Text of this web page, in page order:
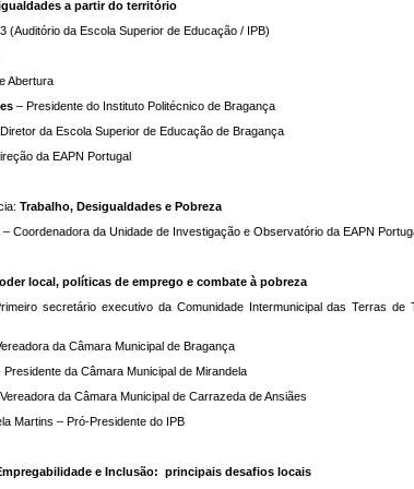
a partir do território
(Auditório da Escola Superior de Educação / IPB)
Abertura
– Presidente do Instituto Politécnico de Bragança
da Escola Superior de Educação de Bragança
da EAPN Portugal
Trabalho, Desigualdades e Pobreza
– Coordenadora da Unidade de Investigação e Observatório da EAPN
local, políticas de emprego e combate à pobreza
secretário executivo da Comunidade Intermunicipal das Terras de
da Câmara Municipal de Bragança
Presidente da Câmara Municipal de Mirandela
, Vereadora da Câmara Municipal de Carrazeda de Ansiães
Martins – Pró-Presidente do IPB
e Inclusão: principais desafios locais